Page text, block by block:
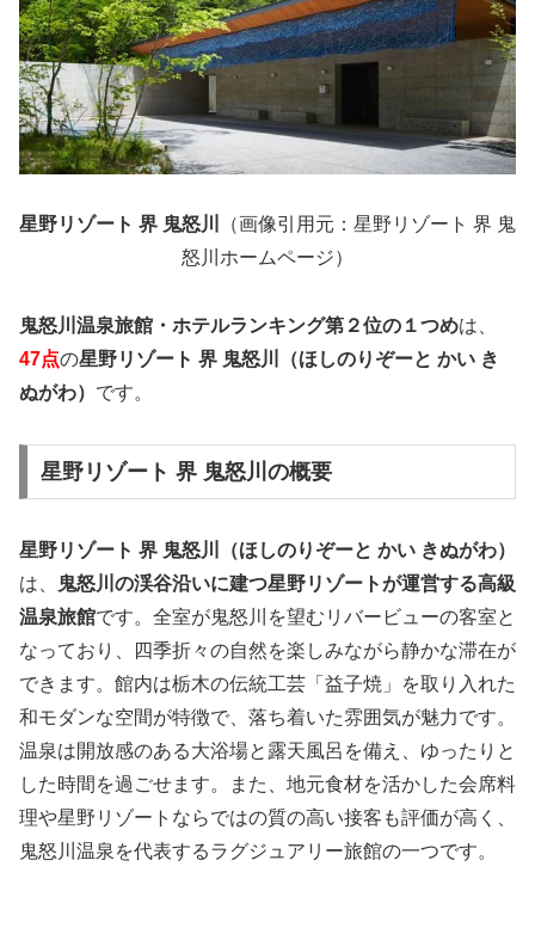
星野リゾート 界 鬼怒川
（画像引用元：星野リゾート 界 鬼
怒川ホームページ）
鬼怒川温泉旅館・ホテルランキング第２位の１つめは、
47点の星野リゾート 界 鬼怒川（ほしのりぞーと かい き
ぬがわ） です。
星野リゾート 界 鬼怒川の概要
星野リゾート 界 鬼怒川（ほしのりぞーと かい きぬがわ）
は、
鬼怒川の渓谷沿いに建つ星野リゾートが運営する高級
温泉旅館です。全室が鬼怒川を望むリバービューの客室と
なっており、四季折々の自然を楽しみながら静かな滞在が
できます。館内は栃木の伝統工芸「益子焼」を取り入れた
和モダンな空間が特徴で、落ち着いた雰囲気が魅力です。
温泉は開放感のある大浴場と露天風呂を備え、ゆったりと
した時間を過ごせます。また、地元食材を活かした会席料
理や星野リゾートならではの質の高い接客も評価が高く、
鬼怒川温泉を代表するラグジュアリー旅館の一つです。